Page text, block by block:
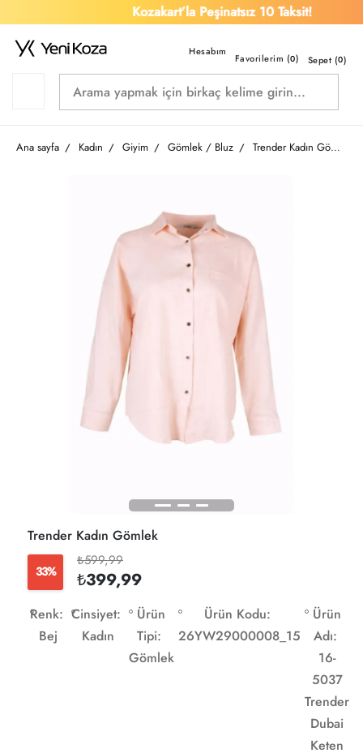
Kozakart’la Peşinatsız 10 Taksit!
Favorilerim (0) Sepet (0)
Ana sayfa Kadın Giyim Gömlek / Bluz Trender Kadın Gömlek
Trender Kadın Gömlek
33%
₺599,99
₺399,99
Renk:
Bej
Cinsiyet:
Kadın
Ürün
Tipi:
Gömlek
Ürün Kodu:
26YW29000008_15
Ürün
Adı:
16-
5037
Trender
Dubai
Keten